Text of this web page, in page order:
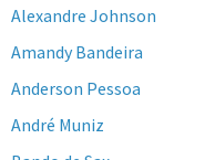
Alexandre Johnson
Amandy Bandeira
Anderson Pessoa
André Muniz